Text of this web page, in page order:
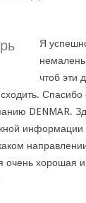
Я
чтоб эти
DENMAR.
информации
очень хорошая